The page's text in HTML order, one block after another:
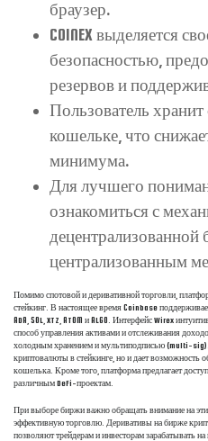
браузер.
COINEX выделяется
безопасностью,
резервов и
Пользователь
кошельке, что
минимума.
Для лучшего
ознакомиться с
децентрализованной
централизованным
Помимо спотовой и деривативной торговли,
стейкинг. В настоящее время Coinbase
ADA, SOL, XTZ, ATOM и ALGO. Интерфейс Wirex
способ управления активами и отслеживания
холодным хранением и мультиподписью (multi-
криптовалюты в стейкинге, но и дает возможность
кошелька. Кроме того, платформа предлагает
различным DeFi-проектам.
При выборе биржи важно обращать внимание на
эффективную торговлю. Деривативы на бирже
позволяют трейдерам и инвесторам зарабатывать